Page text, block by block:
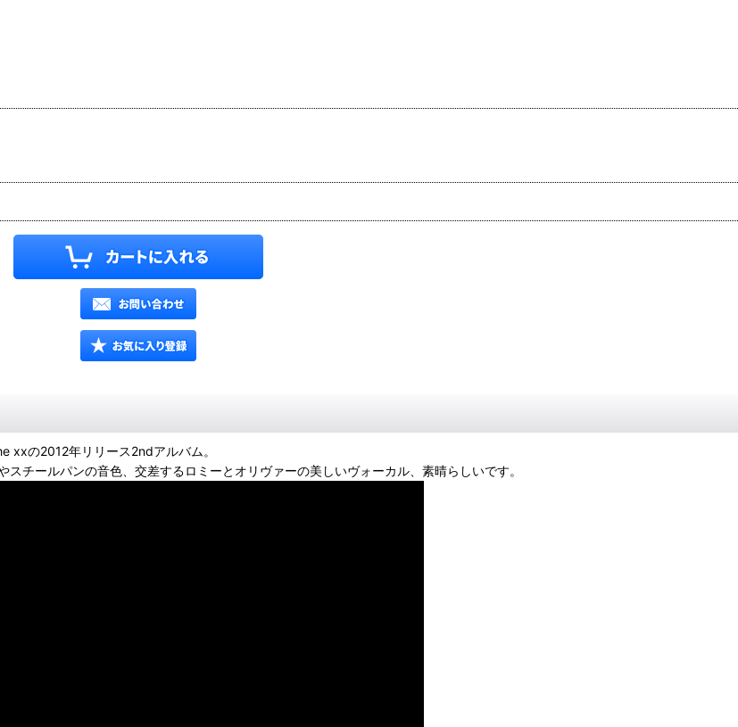
xxの2012年リリース2ndアルバム。
チールパンの音色、交差するロミーとオリヴァーの美しいヴォーカル、素晴らしいです。